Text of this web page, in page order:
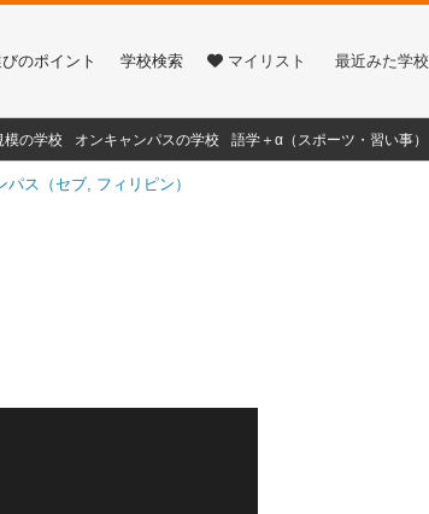
のポイント 学校検索 マイリスト 最近みた学校
模の学校 オンキャンパスの学校 語学＋α（スポーツ・習い事）
ス（セブ, フィリピン）